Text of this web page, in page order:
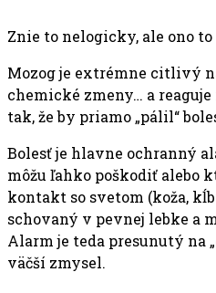
Znie to nelogicky, ale ono
Mozog je extrémne citlivý
chemické zmeny… a
tak, že by priamo „pálil“
Bolesť je hlavne ochranný
môžu ľahko poškodiť alebo
kontakt so svetom (koža,
schovaný v pevnej lebke a
Alarm je teda presunutý na
väčší zmysel.